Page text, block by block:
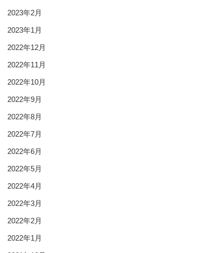
2023年2月
2023年1月
2022年12月
2022年11月
2022年10月
2022年9月
2022年8月
2022年7月
2022年6月
2022年5月
2022年4月
2022年3月
2022年2月
2022年1月